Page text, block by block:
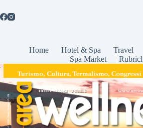
Home Hotel & Spa Travel
Spa Market